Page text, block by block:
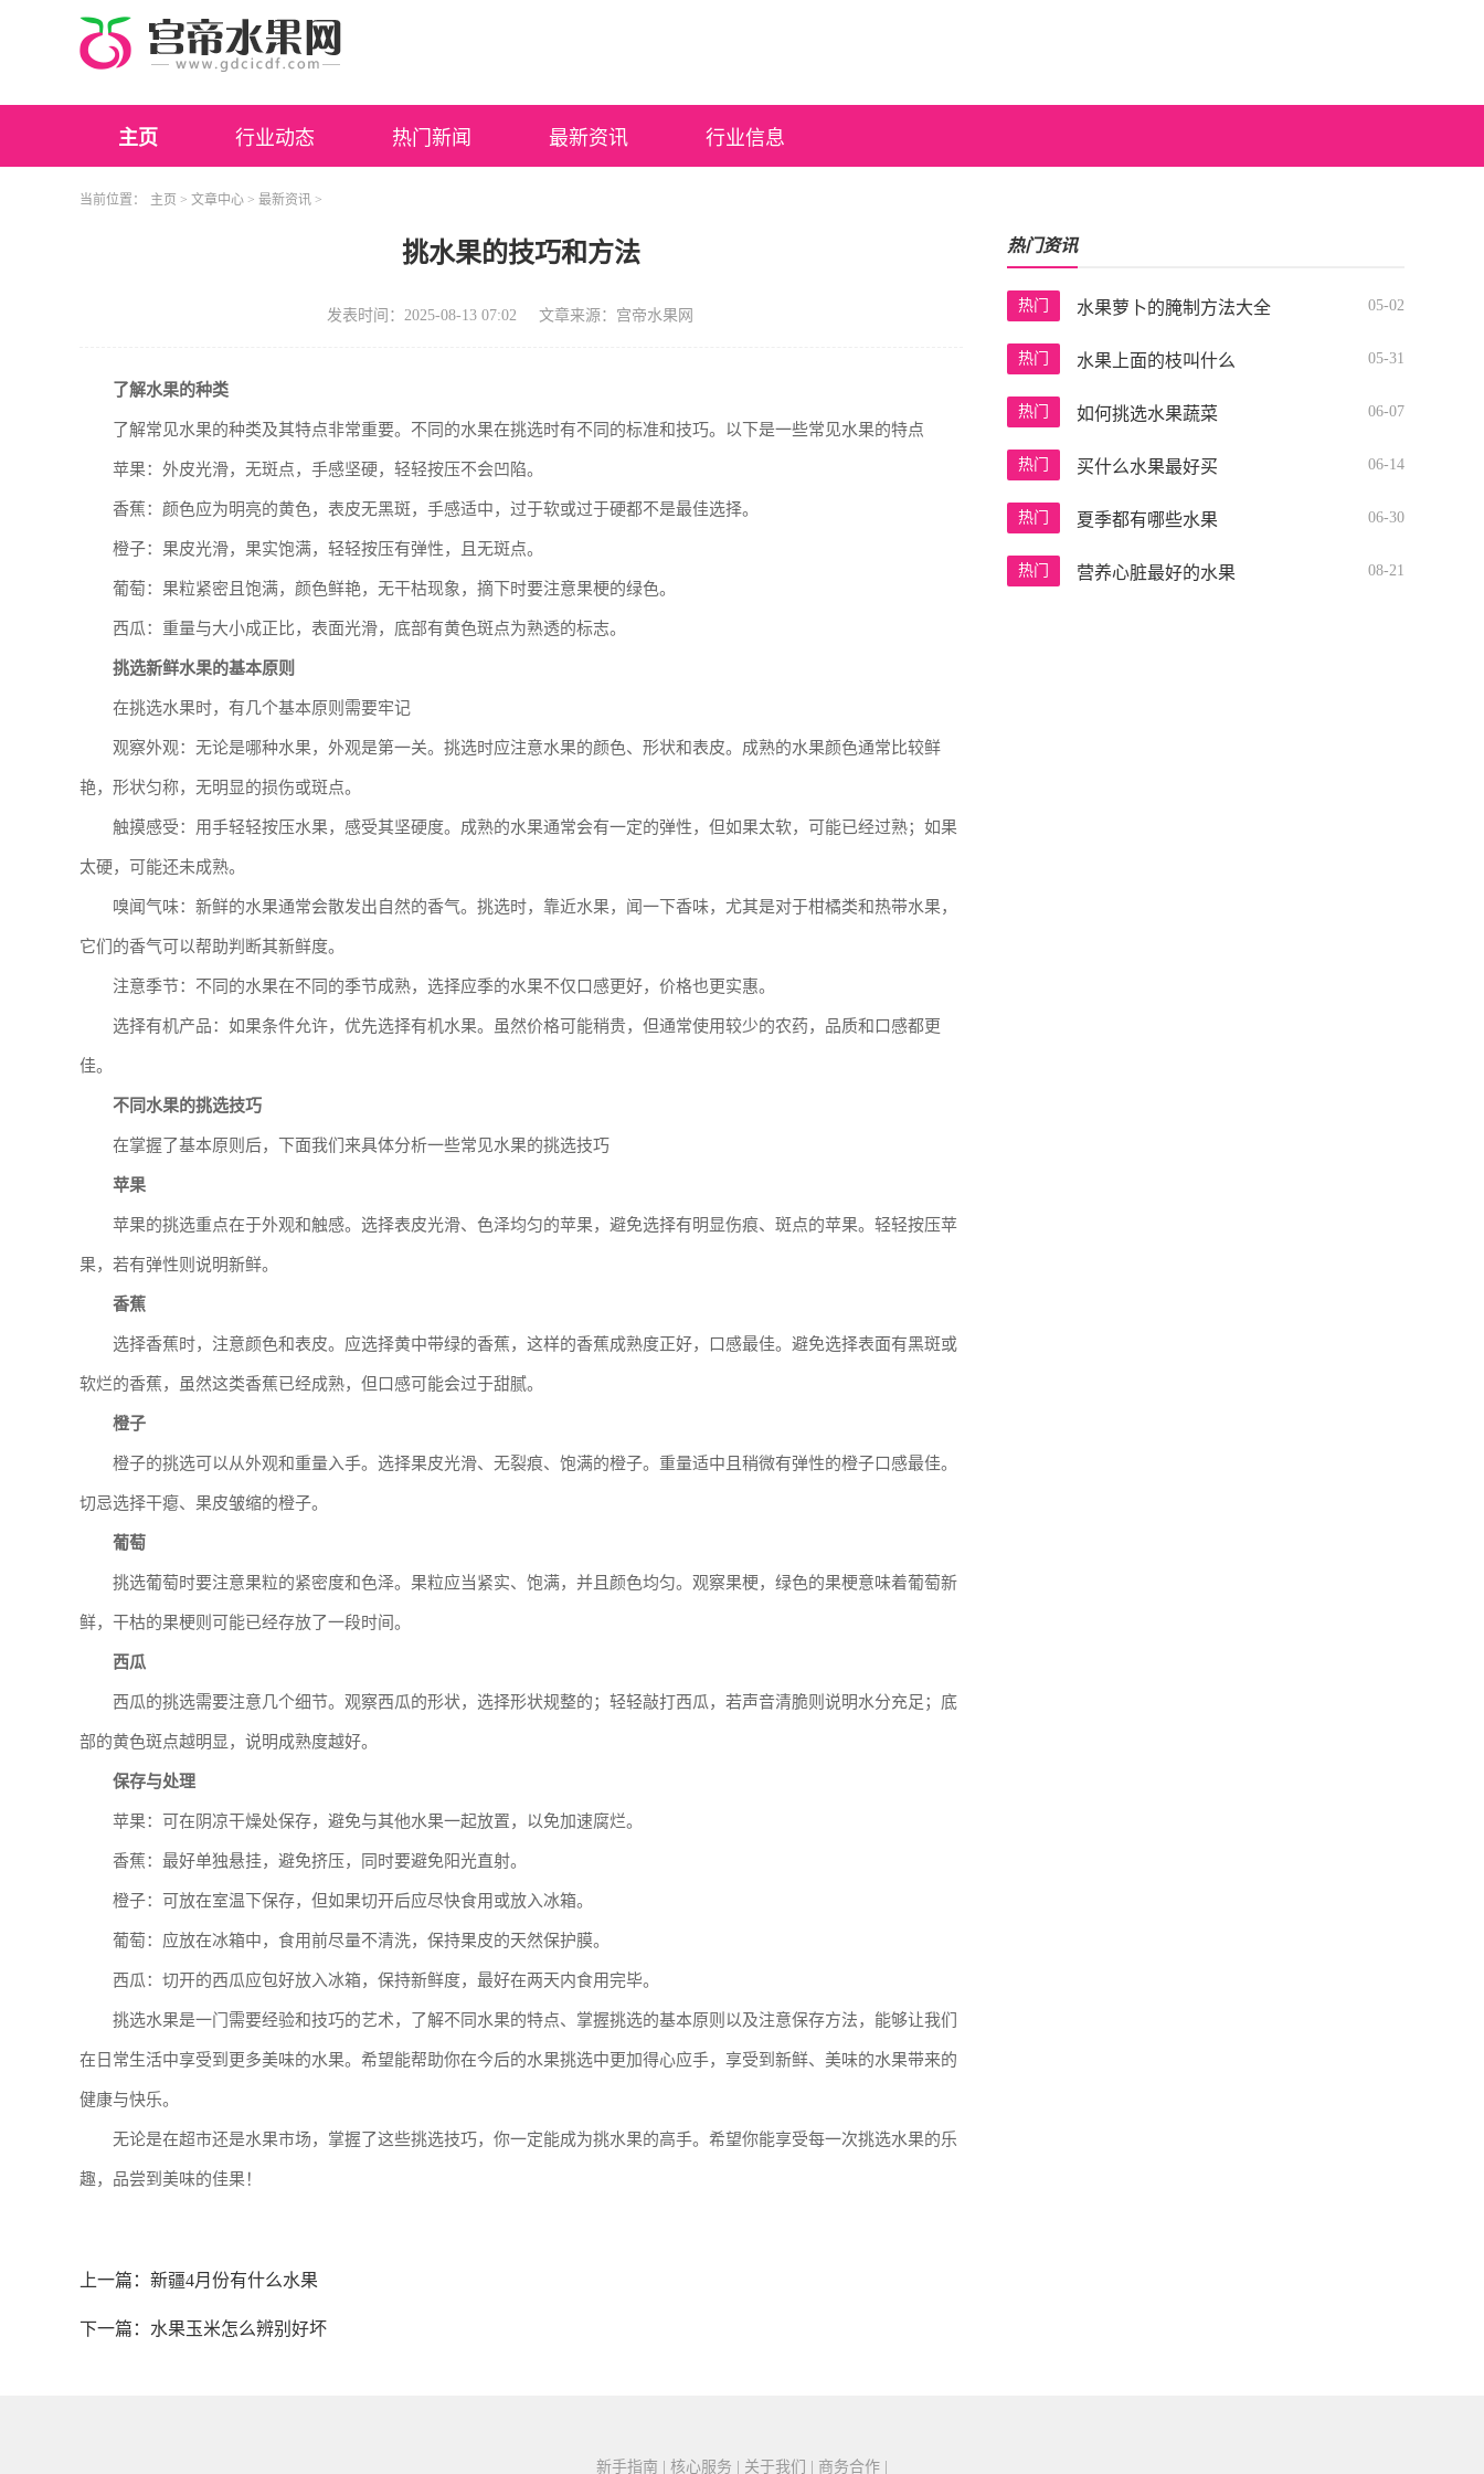
主页 行业动态 热门新闻 最新资讯 行业信息
当前位置： 主页 > 文章中心 > 最新资讯 >
挑水果的技巧和方法
发表时间：2025-08-13 07:02 文章来源：宫帝水果网
了解水果的种类
了解常见水果的种类及其特点非常重要。不同的水果在挑选时有不同的标准和技巧。以下是一些常见水果的特点
苹果：外皮光滑，无斑点，手感坚硬，轻轻按压不会凹陷。
香蕉：颜色应为明亮的黄色，表皮无黑斑，手感适中，过于软或过于硬都不是最佳选择。
橙子：果皮光滑，果实饱满，轻轻按压有弹性，且无斑点。
葡萄：果粒紧密且饱满，颜色鲜艳，无干枯现象，摘下时要注意果梗的绿色。
西瓜：重量与大小成正比，表面光滑，底部有黄色斑点为熟透的标志。
挑选新鲜水果的基本原则
在挑选水果时，有几个基本原则需要牢记
观察外观：无论是哪种水果，外观是第一关。挑选时应注意水果的颜色、形状和表皮。成熟的水果颜色通常比较鲜
艳，形状匀称，无明显的损伤或斑点。
触摸感受：用手轻轻按压水果，感受其坚硬度。成熟的水果通常会有一定的弹性，但如果太软，可能已经过熟；如果
太硬，可能还未成熟。
嗅闻气味：新鲜的水果通常会散发出自然的香气。挑选时，靠近水果，闻一下香味，尤其是对于柑橘类和热带水果，
它们的香气可以帮助判断其新鲜度。
注意季节：不同的水果在不同的季节成熟，选择应季的水果不仅口感更好，价格也更实惠。
选择有机产品：如果条件允许，优先选择有机水果。虽然价格可能稍贵，但通常使用较少的农药，品质和口感都更
佳。
不同水果的挑选技巧
在掌握了基本原则后，下面我们来具体分析一些常见水果的挑选技巧
苹果
苹果的挑选重点在于外观和触感。选择表皮光滑、色泽均匀的苹果，避免选择有明显伤痕、斑点的苹果。轻轻按压苹
果，若有弹性则说明新鲜。
香蕉
选择香蕉时，注意颜色和表皮。应选择黄中带绿的香蕉，这样的香蕉成熟度正好，口感最佳。避免选择表面有黑斑或
软烂的香蕉，虽然这类香蕉已经成熟，但口感可能会过于甜腻。
橙子
橙子的挑选可以从外观和重量入手。选择果皮光滑、无裂痕、饱满的橙子。重量适中且稍微有弹性的橙子口感最佳。
切忌选择干瘪、果皮皱缩的橙子。
葡萄
挑选葡萄时要注意果粒的紧密度和色泽。果粒应当紧实、饱满，并且颜色均匀。观察果梗，绿色的果梗意味着葡萄新
鲜，干枯的果梗则可能已经存放了一段时间。
西瓜
西瓜的挑选需要注意几个细节。观察西瓜的形状，选择形状规整的；轻轻敲打西瓜，若声音清脆则说明水分充足；底
部的黄色斑点越明显，说明成熟度越好。
保存与处理
苹果：可在阴凉干燥处保存，避免与其他水果一起放置，以免加速腐烂。
香蕉：最好单独悬挂，避免挤压，同时要避免阳光直射。
橙子：可放在室温下保存，但如果切开后应尽快食用或放入冰箱。
葡萄：应放在冰箱中，食用前尽量不清洗，保持果皮的天然保护膜。
西瓜：切开的西瓜应包好放入冰箱，保持新鲜度，最好在两天内食用完毕。
挑选水果是一门需要经验和技巧的艺术，了解不同水果的特点、掌握挑选的基本原则以及注意保存方法，能够让我们
在日常生活中享受到更多美味的水果。希望能帮助你在今后的水果挑选中更加得心应手，享受到新鲜、美味的水果带来的
健康与快乐。
无论是在超市还是水果市场，掌握了这些挑选技巧，你一定能成为挑水果的高手。希望你能享受每一次挑选水果的乐
趣，品尝到美味的佳果！
上一篇： 新疆4月份有什么水果
下一篇： 水果玉米怎么辨别好坏
热门资讯
热门 水果萝卜的腌制方法大全 05-02
热门 水果上面的枝叫什么 05-31
热门 如何挑选水果蔬菜 06-07
热门 买什么水果最好买 06-14
热门 夏季都有哪些水果 06-30
热门 营养心脏最好的水果 08-21
新手指南 | 核心服务 | 关于我们 | 商务合作 |